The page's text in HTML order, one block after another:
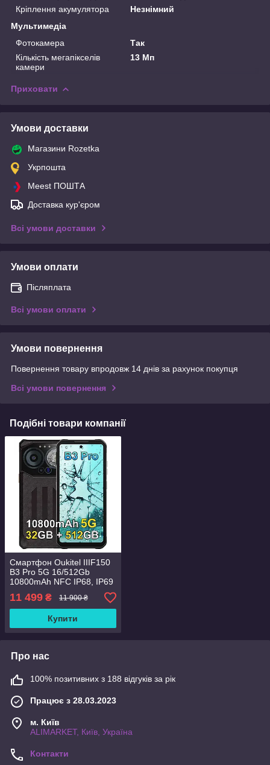
Кріплення акумулятора
Незнімний
Мультимедіа
Фотокамера
Так
Кількість мегапікселів
камери
13 Мп
Приховати
Умови доставки
Магазини Rozetka
Укрпошта
Meest ПОШТА
Доставка кур'єром
Всі умови доставки
Умови оплати
Післяплата
Всі умови оплати
Умови повернення
Повернення товару впродовж 14 днів за рахунок покупця
Всі умови повернення
Подібні товари компанії
Смартфон Oukitel IIIF150
B3 Pro 5G 16/512Gb
10800mAh NFC IP68, IP69
та MIL-STD-810H + скло
11 499 ₴ 11 900 ₴
Купити
Про нас
100% позитивних з 188 відгуків за рік
Працює з 28.03.2023
м. Київ
ALIMARKET, Київ, Україна
Контакти